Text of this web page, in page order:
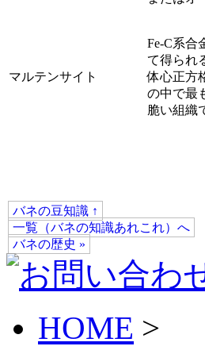
マルテンサイト
Fe-C系合
て得られ
体心正方
の中で最
脆い組織
バネの豆知識 ↑
一覧（バネの知識あれこれ）へ
バネの歴史 »
HOME >